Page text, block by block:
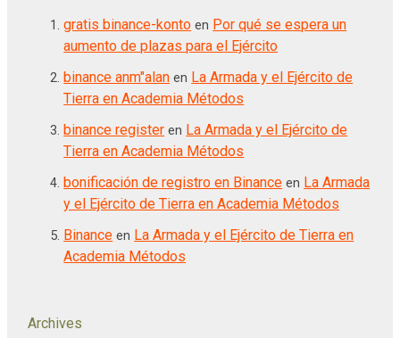
gratis binance-konto en Por qué se espera un
aumento de plazas para el Ejército
binance anm"alan en La Armada y el Ejército de
Tierra en Academia Métodos
binance register en La Armada y el Ejército de
Tierra en Academia Métodos
bonificación de registro en Binance en La Armada
y el Ejército de Tierra en Academia Métodos
Binance en La Armada y el Ejército de Tierra en
Academia Métodos
Archives